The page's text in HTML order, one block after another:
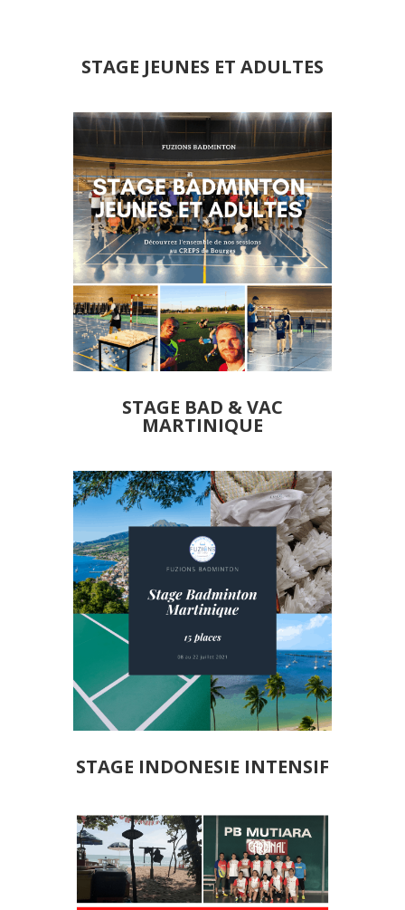
STAGE JEUNES ET ADULTES
STAGE BAD & VAC
MARTINIQUE
STAGE INDONESIE INTENSIF